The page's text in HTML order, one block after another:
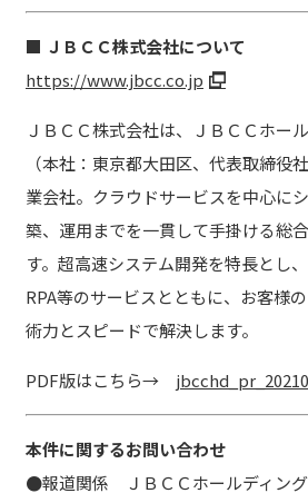
■ ＪＢＣＣ株式会社について
https://www.jbcc.co.jp
ＪＢＣＣ株式会社は、ＪＢＣＣホー
（本社：東京都大田区、代表取締役
業会社。クラウドサービスを中心に
築、運用までを一貫して手掛ける総
す。超高速システム開発を特長とし
RPA等のサービスとともに、お客様
術力とスピードで解決します。
PDF版はこちら→
本件に関するお問い合わせ
●報道関係 ＪＢＣＣホールディン